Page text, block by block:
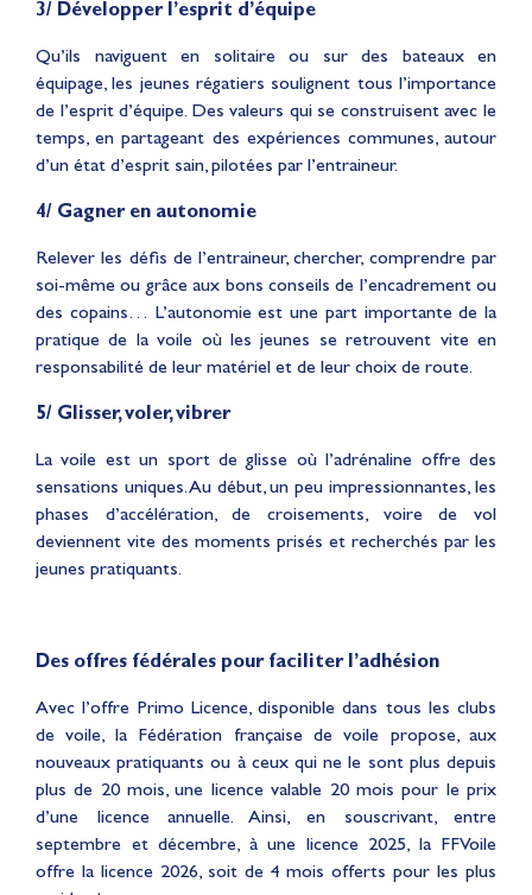
3/ Développer l’esprit d’équipe
Qu’ils naviguent en solitaire ou sur des bateaux en
équipage, les jeunes régatiers soulignent tous l’importance
de l’esprit d’équipe. Des valeurs qui se construisent avec le
temps, en partageant des expériences communes, autour
d’un état d’esprit sain, pilotées par l’entraineur.
4/ Gagner en autonomie
Relever les défis de l’entraineur, chercher, comprendre par
soi-même ou grâce aux bons conseils de l’encadrement ou
des copains… L’autonomie est une part importante de la
pratique de la voile où les jeunes se retrouvent vite en
responsabilité de leur matériel et de leur choix de route.
5/ Glisser, voler, vibrer
La voile est un sport de glisse où l’adrénaline offre des
sensations uniques. Au début, un peu impressionnantes, les
phases d’accélération, de croisements, voire de vol
deviennent vite des moments prisés et recherchés par les
jeunes pratiquants.
Des offres fédérales pour faciliter l’adhésion
Avec l’offre Primo Licence, disponible dans tous les clubs
de voile, la Fédération française de voile propose, aux
nouveaux pratiquants ou à ceux qui ne le sont plus depuis
plus de 20 mois, une licence valable 20 mois pour le prix
d’une licence annuelle. Ainsi, en souscrivant, entre
septembre et décembre, à une licence 2025, la FFVoile
offre la licence 2026, soit de 4 mois offerts pour les plus